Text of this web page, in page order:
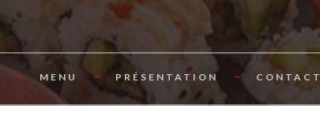
MENU PRÉSENTATION CONTACT